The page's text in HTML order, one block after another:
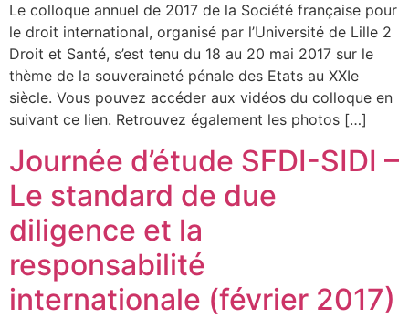
Le colloque annuel de 2017 de la Société française pour
le droit international, organisé par l’Université de Lille 2
Droit et Santé, s’est tenu du 18 au 20 mai 2017 sur le
thème de la souveraineté pénale des Etats au XXIe
siècle. Vous pouvez accéder aux vidéos du colloque en
suivant ce lien. Retrouvez également les photos […]
Journée d’étude SFDI-SIDI –
Le standard de due
diligence et la
responsabilité
internationale (février 2017)